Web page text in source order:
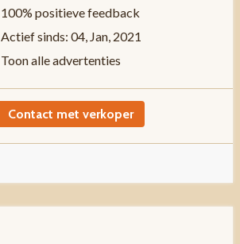
100% positieve feedback
Actief sinds: 04, Jan, 2021
Toon alle advertenties
Contact met verkoper